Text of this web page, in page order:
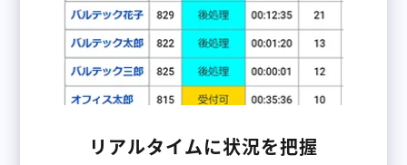
リアルタイムに状況を把握